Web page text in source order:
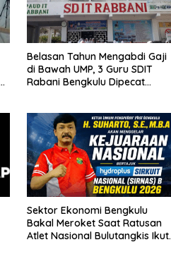
Belasan Tahun Mengabdi Gaji
di Bawah UMP, 3 Guru SDIT
Rabani Bengkulu Dipecat
Sektor Ekonomi Bengkulu
Bakal Meroket Saat Ratusan
Atlet Nasional Bulutangkis Ikuti